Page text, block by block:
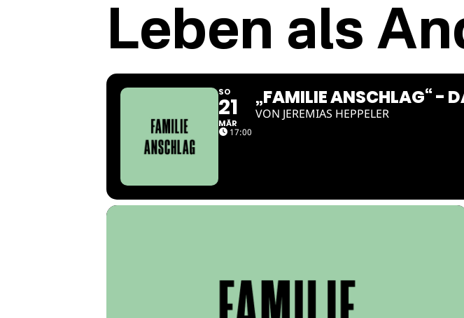
Leben als
SO
21
MÄR
17:00
„FAMILIE ANSCHLAG“ -
VON JEREMIAS HEPPELER